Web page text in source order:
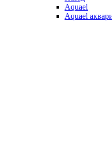
Aquael
Aquael